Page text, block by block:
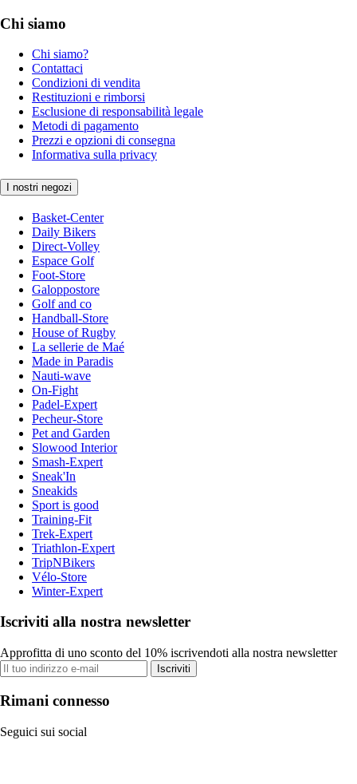
Chi siamo
Chi siamo?
Contattaci
Condizioni di vendita
Restituzioni e rimborsi
Esclusione di responsabilità legale
Metodi di pagamento
Prezzi e opzioni di consegna
Informativa sulla privacy
I nostri negozi
Basket-Center
Daily Bikers
Direct-Volley
Espace Golf
Foot-Store
Galoppostore
Golf and co
Handball-Store
House of Rugby
La sellerie de Maé
Made in Paradis
Nauti-wave
On-Fight
Padel-Expert
Pecheur-Store
Pet and Garden
Slowood Interior
Smash-Expert
Sneak'In
Sneakids
Sport is good
Training-Fit
Trek-Expert
Triathlon-Expert
TripNBikers
Vélo-Store
Winter-Expert
Iscriviti alla nostra newsletter
Approfitta di uno sconto del 10% iscrivendoti alla nostra newsletter
Iscriviti
Rimani connesso
Seguici sui social